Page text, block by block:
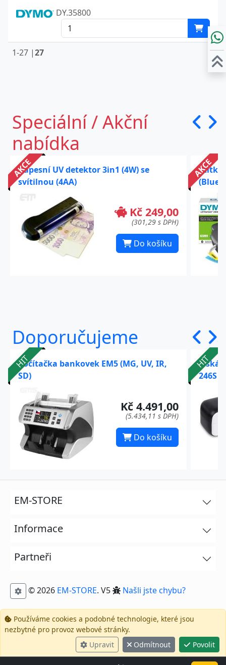
DY.35800
1-27 |27
Speciální / Akční
nabídka
AKCE
Kapesní UV detektor 3in1 (4W) se
svítilnou (4AA)
Kč 249,00
(301,29 s DPH)
Do košíku
AKCE
Doporučujeme
HIT
Počítačka bankovek EM5 (MG, UV, IR,
SD)
Kč 4.491,00
(5.434,11 s DPH)
Do košíku
HIT
246S
EM-STORE
Informace
Partneři
© 2026 EM-STORE. V5 Našli jste chybu?
Používáme cookies a podobné technologie, které jsou
nezbytné pro provoz webové stránky.
Upravit
Odmítnout Povolit